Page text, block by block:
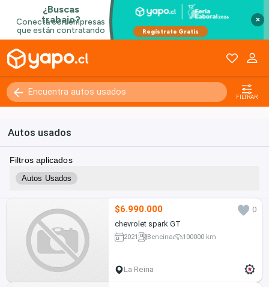
×
FILTRAR
Autos usados
Filtros aplicados
Autos Usados
$6.990.000
0
chevrolet spark GT
2021 Bencina 100000 km
La Reina